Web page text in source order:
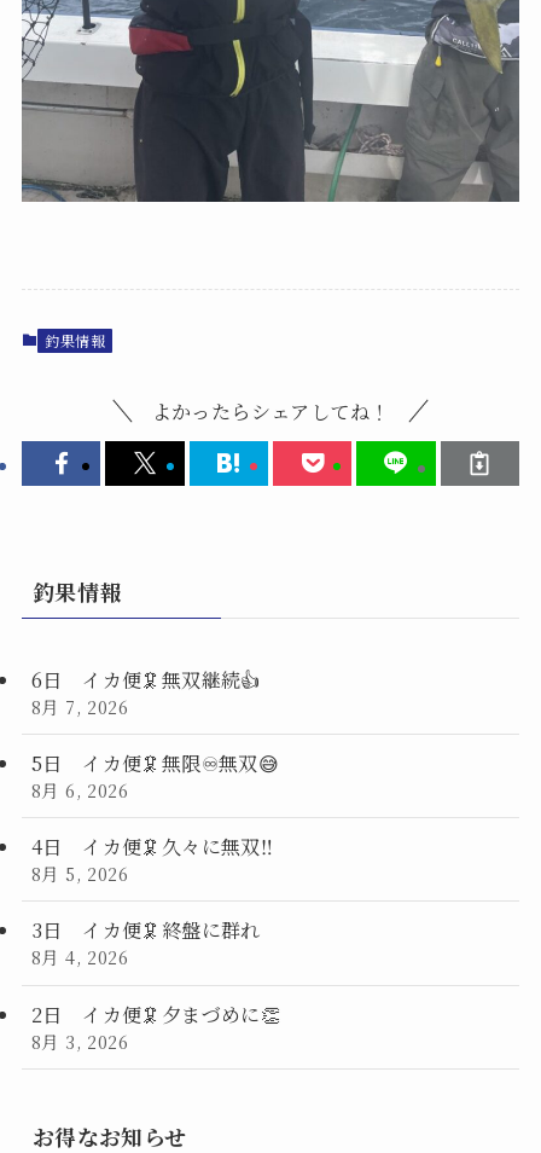
釣果情報
よかったらシェアしてね！
釣果情報
6日 イカ便🦑無双継続👍
8月 7, 2026
5日 イカ便🦑無限♾️無双😅
8月 6, 2026
4日 イカ便🦑久々に無双‼️
8月 5, 2026
3日 イカ便🦑終盤に群れ
8月 4, 2026
2日 イカ便🦑夕まづめに👏
8月 3, 2026
お得なお知らせ